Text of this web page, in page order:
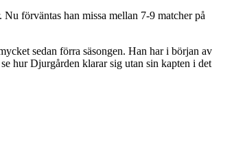
förväntas han missa mellan 7-9 matcher på
sedan förra säsongen. Han har i början av
hur Djurgården klarar sig utan sin kapten i det